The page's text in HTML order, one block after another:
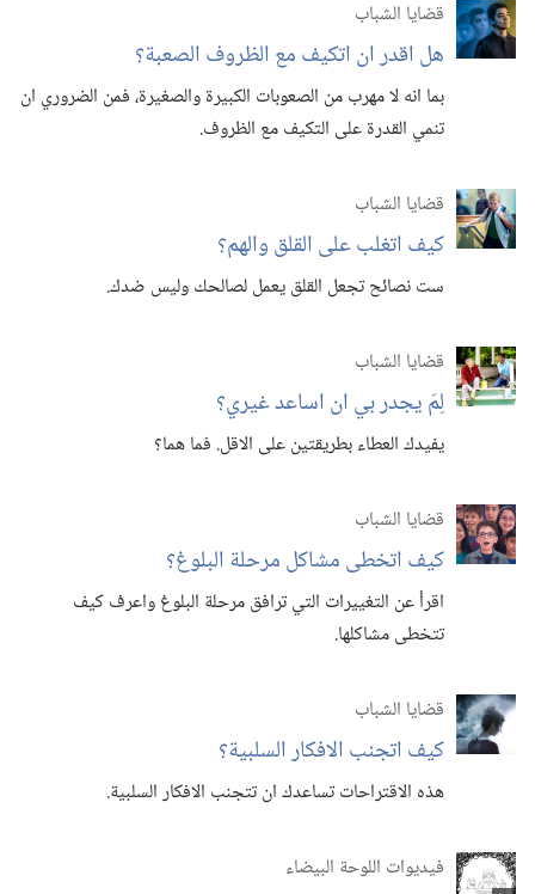
قضايا الشباب
هل اقدر ان اتكيف مع الظروف الصعبة؟‏
بما انه لا مهرب من الصعوبات الكبيرة والصغيرة،‏ فمن الضروري ان
تنمي القدرة على التكيف مع الظروف.‏
قضايا الشباب
كيف اتغلب على القلق والهم؟‏
ست نصائح تجعل القلق يعمل لصالحك وليس ضدك.‏
قضايا الشباب
لِمَ يجدر بي ان اساعد غيري؟‏
يفيدك العطاء بطريقتين على الاقل.‏ فما هما؟‏
قضايا الشباب
كيف اتخطى مشاكل مرحلة البلوغ؟‏
اقرأ عن التغييرات التي ترافق مرحلة البلوغ واعرف كيف
تتخطى مشاكلها.‏
قضايا الشباب
كيف اتجنب الافكار السلبية؟‏
هذه الاقتراحات تساعدك ان تتجنب الافكار السلبية.‏
فيديوات اللوحة البيضاء